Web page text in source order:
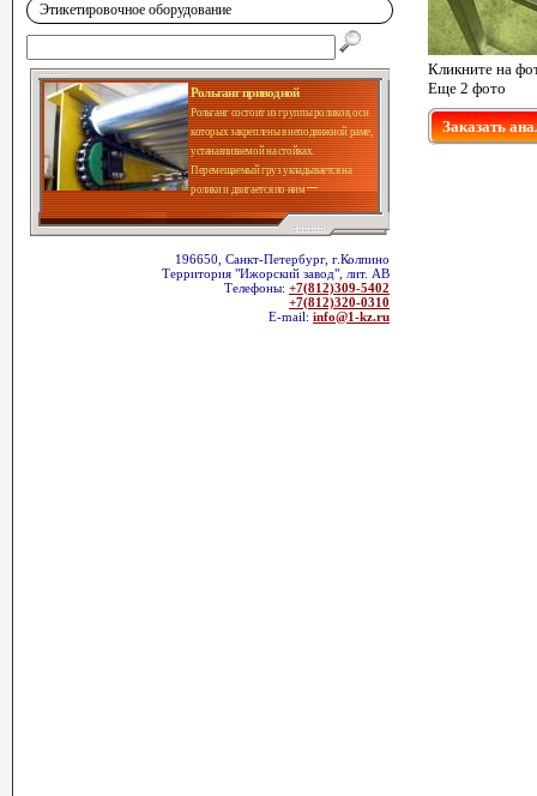
Этикетировочное оборудование
Рольганг приводной
Рольганг состоит из группы роликов, оси
которых закреплены в неподвижной раме,
устанавливаемой на стойках.
Перемещаемый груз укладывается на
ролики и двигается по ним
196650, Санкт-Петербург, г.Колпино
Территория "Ижорский завод", лит. АВ
Телефоны: +7(812)309-5402
+7(812)320-0310
E-mail: info@1-kz.ru
Кликните на
Еще 2 фото
Заказать